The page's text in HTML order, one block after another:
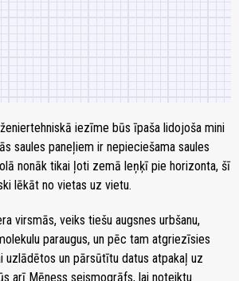
iezīme būs īpaša lidojoša mini
saules paneļiem ir nepieciešama saules
nonāk tikai ļoti zemā leņķī pie horizonta, šī
lēkāt no vietas uz vietu.
virsmās, veiks tiešu augsnes urbšanu,
paraugus, un pēc tam atgriezīsies
uzlādētos un pārsūtītu datus atpakaļ uz
arī Mēness seismogrāfs, lai noteiktu